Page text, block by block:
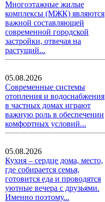
Многоэтажные жилые
комплексы (МЖК) являются
важной составляющей
современной городской
застройки, отвечая на
растущий...
05.08.2026
Современные системы
отопления и водоснабжения
в частных домах играют
важную роль в обеспечении
комфортных условий...
05.08.2026
Кухня – сердце дома, место,
где собирается семья,
готовится еда и проводятся
уютные вечера с друзьями.
Именно поэтому...